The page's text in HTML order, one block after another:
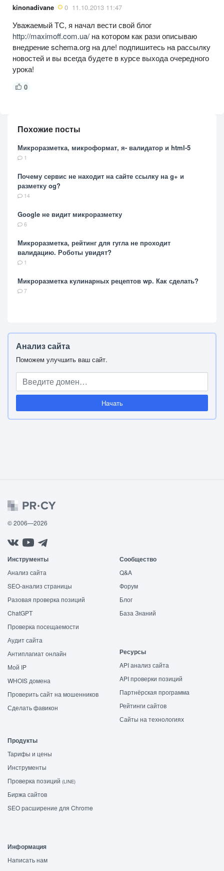
kinonadivane 0 11.10.2013 11:47
Уважаемый ТС, я начал вести свой блог
http://maximoff.com.ua/ на котором как рази описываю
внедрение schema.org на дле! подпишитесь на рассылку
новостей и вы всегда будете в курсе выхода очередного
урока!
0
Похожие посты
Микроразметка, микроформат, я- валидатор и html-5
1
Почему сервис не находит на сайте ссылку на g+ и
разметку og?
14
Google не видит микроразметку
6
Микроразметка, рейтинг для гугла не проходит
валидацию. Роботы увидят?
1
Микроразметка кулинарных рецептов wp. Как сделать?
7
Анализ сайта
Поможем улучшить ваш сайт.
Начать
© 2006—2026
Инструменты
Анализ сайта
SEO-анализ страницы
Разовая проверка позиций
ChatGPT
Проверка посещаемости
Аудит сайта
Антиплагиат онлайн
Мой IP
WHOIS домена
Проверить сайт на мошенников
Сделать фавикон
Сообщество
Q&A
Форум
Блог
База Знаний
Ресурсы
API анализ сайта
API проверки позиций
Партнёрская программа
Рейтинги сайтов
Сайты на технологиях
Продукты
Тарифы и цены
Инструменты
Проверка позиций (LINE)
Биржа сайтов
SEO расширение для Chrome
Информация
Написать нам